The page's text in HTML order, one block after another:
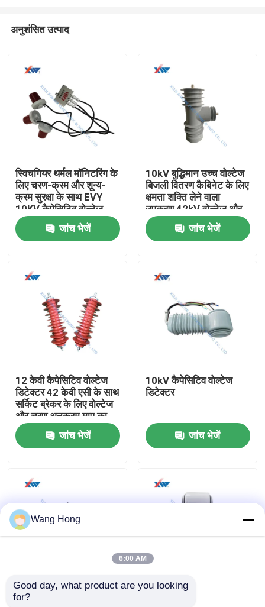
उत्पादों
वीआर दिखाएँ
हमारे बारे में
कारखाना भ्रमण
गुणवत्ता नियंत्रण
संपर्क करें
एक उद्धरण की विनती करे
उच्च वोल्टेज सिरेमिक संधारित्र
हाई वोल्टेज डोरकनॉब कैपेसिटर
अनुशंसित उत्पाद
स्विचगियर थर्मल मॉनिटरिंग के
लिए चरण-क्रम और शून्य-
क्रम सुरक्षा के साथ EVY
10KV कैपेसिटिव वोल्टेज
सेंसर
जांच भेजें
10kV बुद्धिमान उच्च वोल्टेज
बिजली वितरण कैबिनेट के लिए
क्षमता शक्ति लेने वाला
उपकरण 42kV वोल्टेज और
75KV बिजली आवेग प्रतिरोध
के साथ
जांच भेजें
12 केवी कैपेसिटिव वोल्टेज
डिटेक्टर 42 केवी एसी के साथ
सर्किट ब्रेकर के लिए वोल्टेज
और चरण अनुक्रम माप का
सामना करें
जांच भेजें
10kV कैपेसिटिव वोल्टेज
डिटेक्टर
जांच भेजें
12kv उच्च वोल्टेज सेंसर
6000pf उच्च वोल्टेज
प्राथमिक और द्वितीयक
Wang Hong
6:00 AM
Good day, what product are you looking
for?